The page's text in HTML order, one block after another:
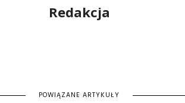
Redakcja
POWIĄZANE ARTYKUŁY